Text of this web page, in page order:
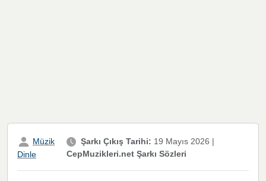
Müzik
Dinle
Şarkı Çıkış Tarihi: 19 Mayıs 2026 |
CepMuzikleri.net Şarkı Sözleri